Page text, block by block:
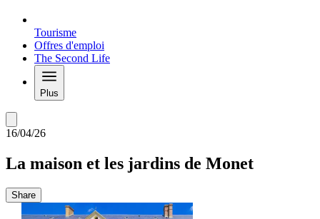
Tourisme
Offres d'emploi
The Second Life
Plus
16/04/26
La maison et les jardins de Monet
Share